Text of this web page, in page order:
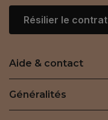
Résilier le contrat
Aide & contact
Généralités